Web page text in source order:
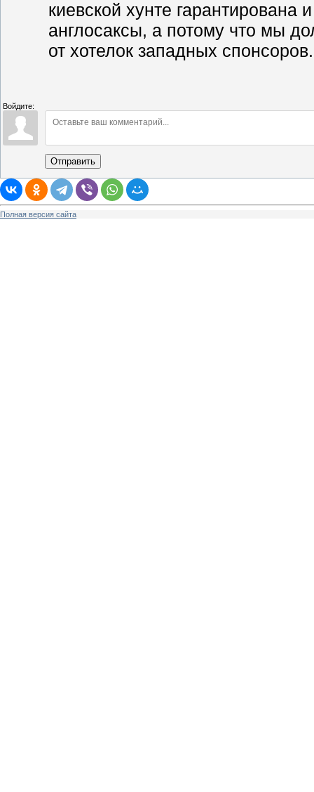
киевской хунте гарантирована
англосаксы, а потому что мы
от хотелок западных спонсоров.
Войдите:
Отправить
Полная версия сайта